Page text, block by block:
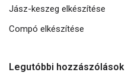
Jász-keszeg elkészítése
Compó elkészítése
Legutóbbi hozzászólások